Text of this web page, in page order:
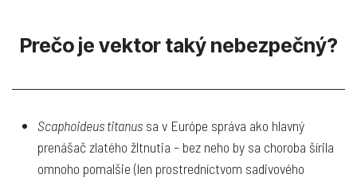
Prečo je vektor taký nebezpečný?
Scaphoideus titanus sa v Európe správa ako hlavný
prenášač zlatého žltnutia – bez neho by sa choroba šírila
omnoho pomalšie (len prostredníctvom sadivového